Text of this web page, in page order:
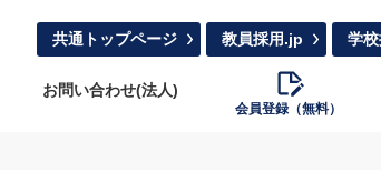
共通トップページ 教員採用.jp 学
お問い合わせ(法人)
会員登録（無料）